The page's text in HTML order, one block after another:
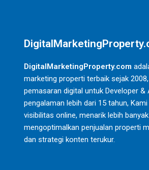
DigitalMarketingProperty.com
marketing properti terbaik sejak
pemasaran digital untuk Developer &
pengalaman lebih dari 15 tahun,
visibilitas online, menarik lebih
mengoptimalkan penjualan properti
dan strategi konten terukur.